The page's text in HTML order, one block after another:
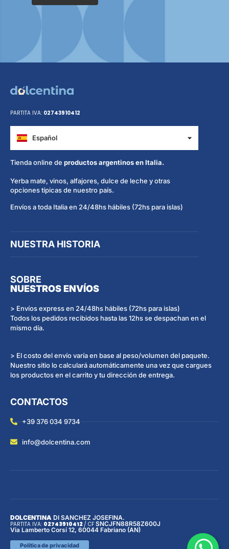
PARTITA IVA: 02743910412
Español
Italiano
Tienda online de productos argentinos en Italia.
Yerba mate, vinos, alfajores, dulce de leche y otras
opciones típicas de nuestro país.
Envíos a toda Italia en 24/48hs hábiles (72hs para islas)
NUESTRA HISTORIA
SOBRE
NUESTROS ENVÍOS
> Envíos express en 24/48hs hábiles (72hs para islas)
Todos los pedidos recibidos hasta las 12hs se despachan en el
mismo día.
> El costo del envío varía en base al peso/volumen del paquete.
Nuestro sitio lo calculará automáticamente una vez que cargues
los productos en el carrito y tu dirección de entrega.
CONTACTOS
+39 376 034 9734
info@dolcentina.com
DOLCENTINA DI SANCHEZ JOSEFINA.
PARTITA IVA: 02743910412 / CF SNCJFN88R58Z600J
Via Lamberto Corsi 12, 60044 Fabriano (AN)
Política de privacidad